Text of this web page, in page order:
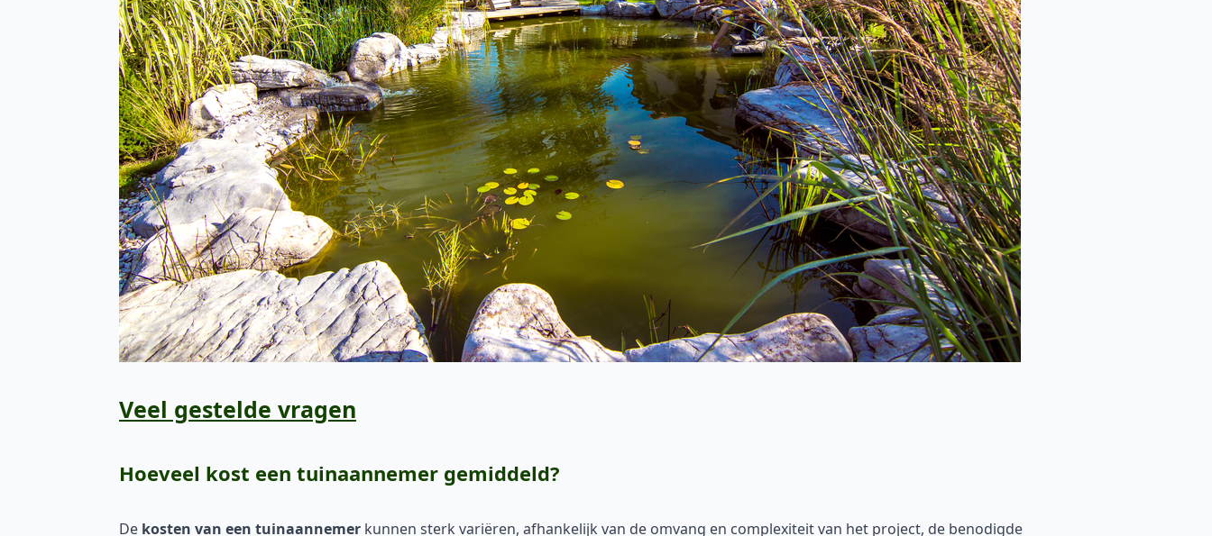
Veel gestelde vragen
Hoeveel kost een tuinaannemer gemiddeld?
De kosten van een tuinaannemer kunnen sterk variëren, afhankelijk van de omvang en complexiteit van het project, de benodigde